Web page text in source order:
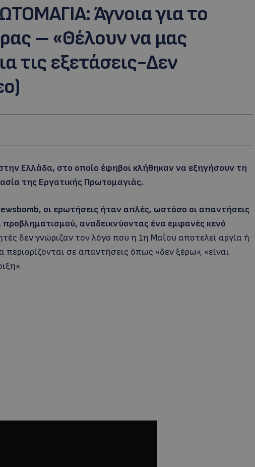
Άγνοια για το
– «Θέλουν να μας
τις εξετάσεις-Δεν
Ελλάδα, στο οποίο έφηβοι κλήθηκαν να εξηγήσουν τη
της Εργατικής Πρωτομαγιάς.
οι ερωτήσεις ήταν απλές, ωστόσο οι απαντήσεις
προβληματισμού, αναδεικνύοντας ένα εμφανές κενό
δεν γνώριζαν τον λόγο που η 1η Μαΐου αποτελεί αργία ή
περιορίζονται σε απαντήσεις όπως «δεν ξέρω», «είναι